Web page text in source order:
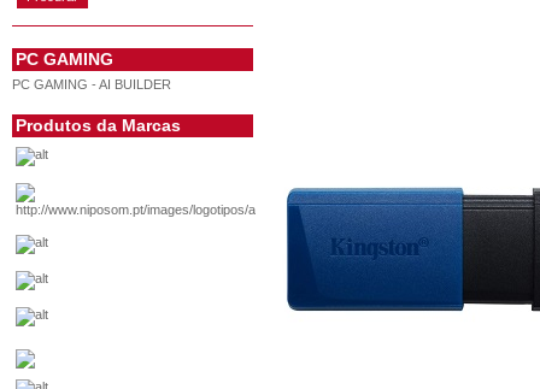
PC GAMING
PC GAMING - AI BUILDER
Produtos da Marcas